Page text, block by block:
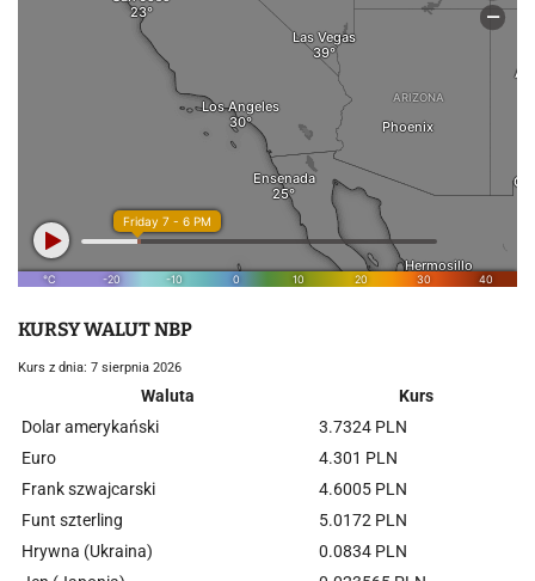
KURSY WALUT NBP
Kurs z dnia: 7 sierpnia 2026
Waluta
Kurs
Dolar amerykański
3.7324 PLN
Euro
4.301 PLN
Frank szwajcarski
4.6005 PLN
Funt szterling
5.0172 PLN
Hrywna (Ukraina)
0.0834 PLN